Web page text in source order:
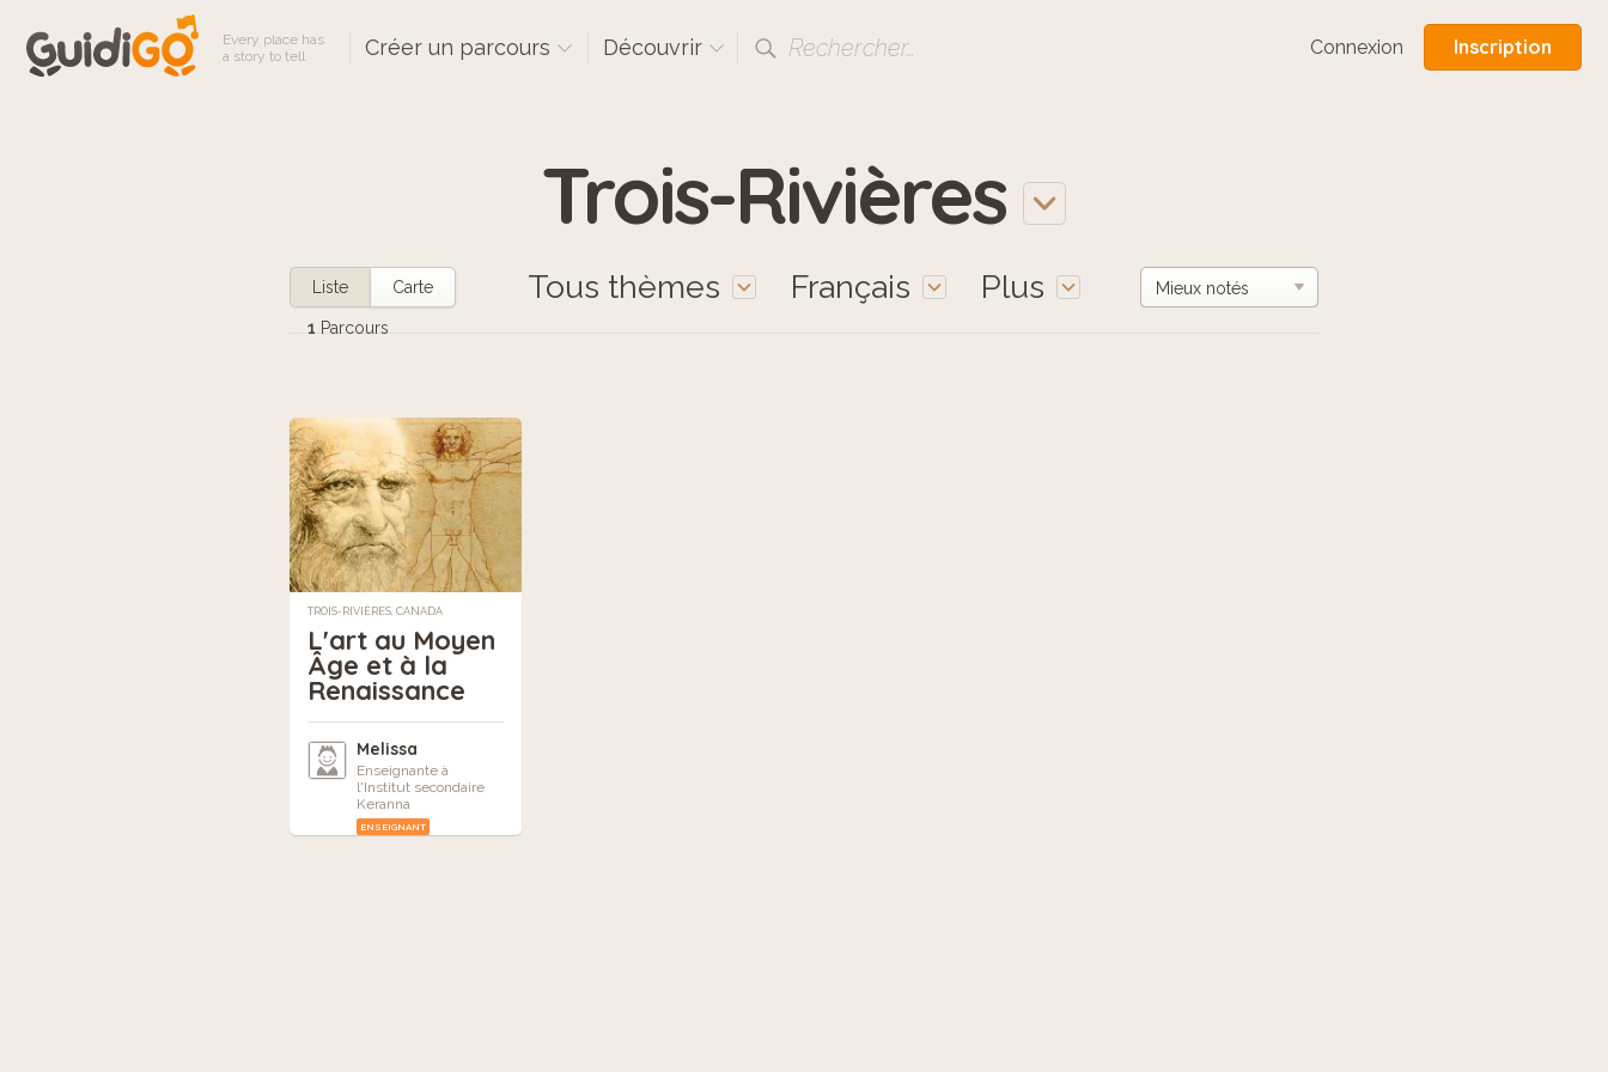
Every place has
a story to tell
Créer un parcours Découvrir Rechercher… Connexion Inscription
Trois-Rivières
Tous thèmes Français Plus
Liste Carte
1 Parcours
TROIS-RIVIÈRES, CANADA
L'art au Moyen
Âge et à la
Renaissance
Melissa
Enseignante à
l'Institut secondaire
Keranna
ENSEIGNANT